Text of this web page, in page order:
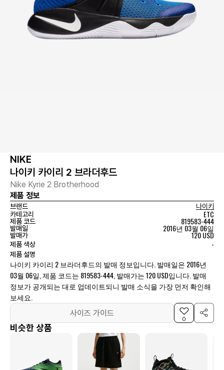
NIKE
나이키 카이리 2 브라더후드
Nike Kyrie 2 Brotherhood
제품 정보
브랜드
나이키
카테고리
ETC
제품 코드 819583-444
발매일 2016년 03월 06일
발매가 120 USD
제품 색상 -
제품 설명
나이키 카이리 2 브라더후드의 발매 정보입니다. 발매일은 2016년
03월 06일, 제품 코드는 819583-444, 발매가는 120 USD입니다. 발매
정보가 공개되는 대로 업데이트되니 발매 소식을 가장 먼저 확인해
보세요.
사이즈 가이드
0
비슷한 상품